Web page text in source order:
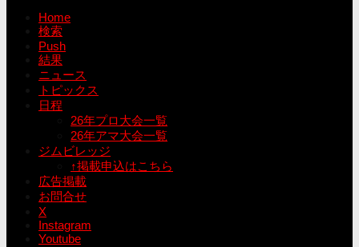
Home
検索
Push
結果
ニュース
トピックス
日程
26年プロ大会一覧
26年アマ大会一覧
ジムビレッジ
↑掲載申込はこちら
広告掲載
お問合せ
X
Instagram
Youtube